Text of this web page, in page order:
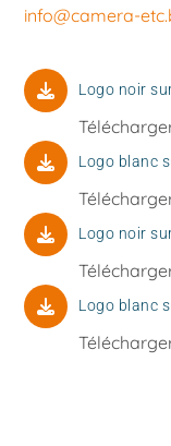
info@camera-
Logo noir
Logo blanc
Logo noir
Logo blanc